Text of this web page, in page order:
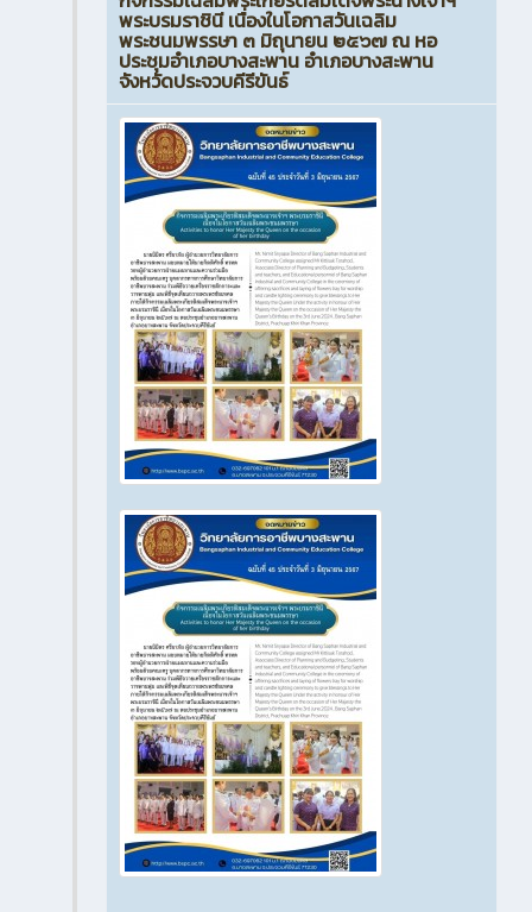
พระบรมราชินี เนื่องในโอกาสวันเฉลิม
พระชนมพรรษา ๓ มิถุนายน ๒๕๖๗ ณ หอ
ประชุมอำเภอบางสะพาน อำเภอบางสะพาน
จังหวัดประจวบคีรีขันธ์